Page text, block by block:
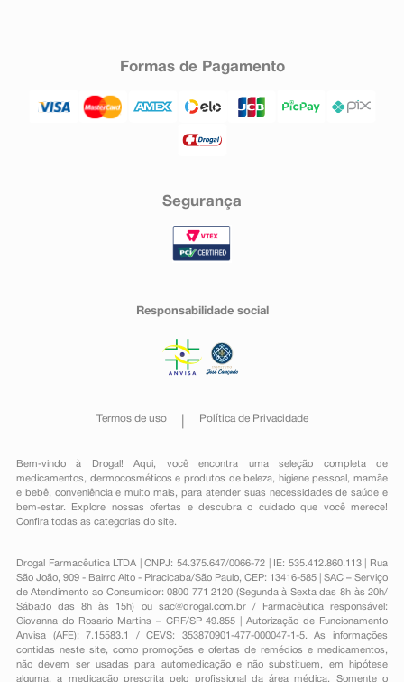
Formas de Pagamento
Segurança
Responsabilidade social
Termos de uso Política de Privacidade
Bem-vindo à Drogal! Aqui, você encontra uma seleção completa de
medicamentos , dermocosméticos e produtos de beleza, higiene pessoal ,mamãe
e bebê, conveniênciae muito mais, para atender suas necessidades de saúde e
bem-estar. Explore nossas ofertas e descubra o cuidado que você merece!
Confira todas as categorias do site.
Drogal Farmacêutica LTDA | CNPJ: 54.375.647/0066-72 | IE: 535.412.860.113 | Rua
São João, 909 - Bairro Alto - Piracicaba/São Paulo, CEP: 13416-585 | SAC – Serviço
de Atendimento ao Consumidor: 0800 771 2120 (Segunda à Sexta das 8h às 20h/
Sábado das 8h às 15h) ou sac@drogal.com.br/ Farmacêutica responsável:
Giovanna do Rosario Martins – CRF/SP 49.855 | Autorização de Funcionamento
Anvisa (AFE): 7.15583.1 / CEVS: 353870901-477-000047-1-5. As informações
contidas neste site, como promoções e ofertas de remédios e medicamentos,
não devem ser usadas para automedicação e não substituem, em hipótese
alguma, a medicação prescrita pelo profissional da área médica. Somente o